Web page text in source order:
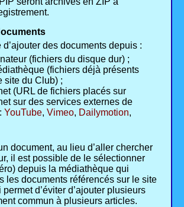
d’ajouter des documents depuis :
(fichiers du disque dur) ;
(fichiers déjà présents
site du Club) ;
(URL de fichiers placés sur
sur des services externes de
YouTube, Vimeo, Dailymotion,
document, au lieu d’aller chercher
il est possible de le sélectionner
depuis la médiathèque qui
les documents référencés sur le site
d’éviter d’ajouter plusieurs
commun à plusieurs articles.